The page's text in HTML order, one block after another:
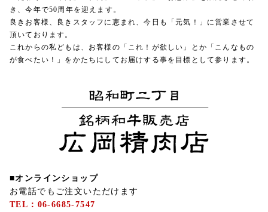
き、今年で50周年を迎えます。
良きお客様、良きスタッフに恵まれ、今日も「元気！」に営業させて
頂いております。
これからの私どもは、お客様の「これ！が欲しい」とか「こんなもの
が食べたい！」をかたちにしてお届けする事を目標として参ります。
■オンラインショップ
お電話でもご注文いただけます
TEL：06-6685-7547